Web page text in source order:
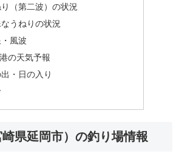
り（第二波）の状況
うねりの状況
・風波
の天気予報
・日の入り
県延岡市）の釣り場情報